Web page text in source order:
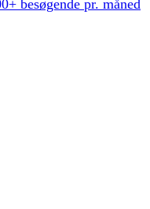
besøgende pr. måned